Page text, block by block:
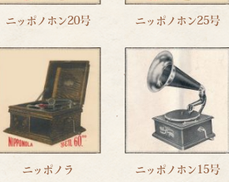
ニッポノホン20号 ニッポノホン25号
ニッポノラ
ニッポノホン15号